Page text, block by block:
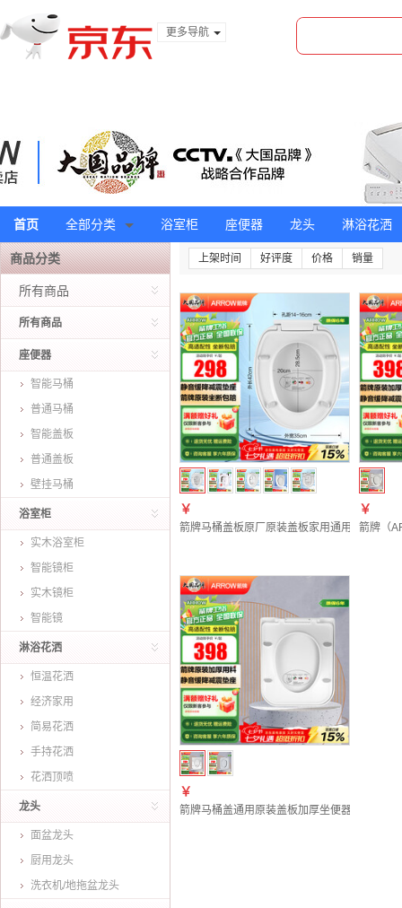
更多导航
首页 全部分类 浴室柜 座便器 龙头 淋浴花洒
商品分类
所有商品
所有商品
座便器
智能马桶
普通马桶
智能盖板
普通盖板
壁挂马桶
浴室柜
实木浴室柜
智能镜柜
实木镜柜
智能镜
淋浴花洒
恒温花洒
经济家用
简易花洒
手持花洒
花洒顶喷
龙头
面盆龙头
厨用龙头
洗衣机/地拖盆龙头
上架时间 好评度 价格 销量
￥
箭牌马桶盖板原厂原装盖板家用通用坐便盖
￥
箭牌（
￥
箭牌马桶盖通用原装盖板加厚坐便器盖板家